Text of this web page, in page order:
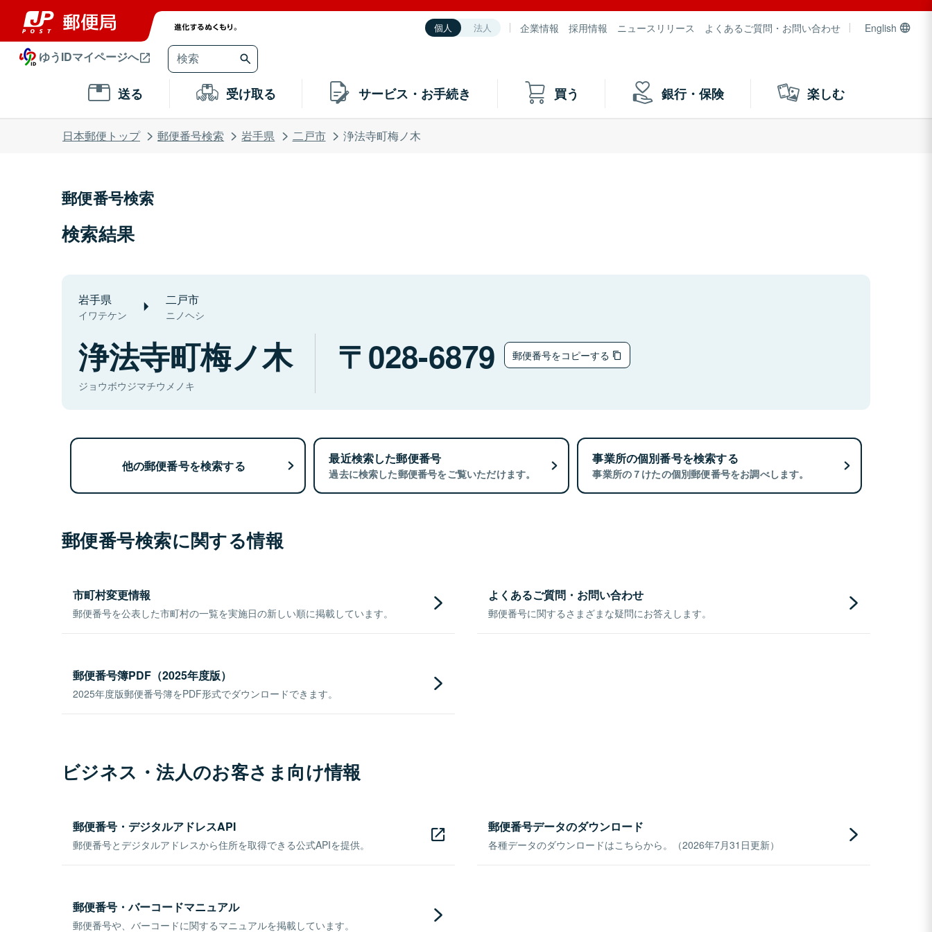
個人 法人 企業情報 採用情報 ニュースリリース よくあるご質問・お問い合わせ English
ゆうIDマイページへ
送る 受け取る サービス・お手続き 買う 銀行・保険 楽しむ
日本郵便トップ 郵便番号検索 岩手県 二戸市 浄法寺町梅ノ木
郵便番号検索
検索結果
岩手県
イワテケン
二戸市
ニノヘシ
浄法寺町梅ノ木
ジョウボウジマチウメノキ
028-6879 郵便番号をコピーする
他の郵便番号を検索する 最近検索した郵便番号
過去に検索した郵便番号をご覧いただけます。
事業所の個別番号を検索する
事業所の７けたの個別郵便番号をお調べします。
郵便番号検索に関する情報
市町村変更情報
郵便番号を公表した市町村の一覧を実施日の新しい順に掲載しています。
よくあるご質問・お問い合わせ
郵便番号に関するさまざまな疑問にお答えします。
郵便番号簿PDF（2025年度版）
2025年度版郵便番号簿をPDF形式でダウンロードできます。
ビジネス・法人のお客さま向け情報
郵便番号・デジタルアドレスAPI
郵便番号とデジタルアドレスから住所を取得できる公式APIを提供。
郵便番号データのダウンロード
各種データのダウンロードはこちらから。（2026年7月31日更新）
郵便番号・バーコードマニュアル
郵便番号や、バーコードに関するマニュアルを掲載しています。